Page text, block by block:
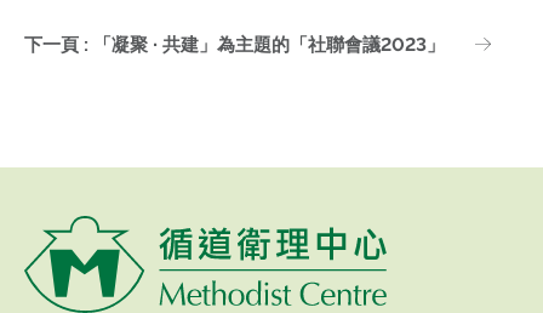
下一頁 : 「凝聚 ∙ 共建」為主題的「社聯會議2023」